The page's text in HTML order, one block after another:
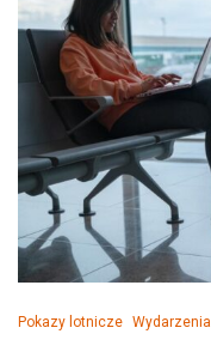
Pokazy lotnicze Wydarzenia